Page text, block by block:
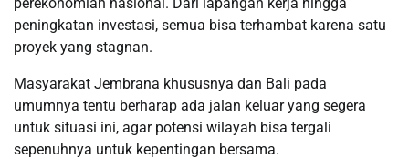
peningkatan investasi, semua bisa terhambat karena satu
proyek yang stagnan.
Masyarakat Jembrana khususnya dan Bali pada
umumnya tentu berharap ada jalan keluar yang segera
untuk situasi ini, agar potensi wilayah bisa tergali
sepenuhnya untuk kepentingan bersama.